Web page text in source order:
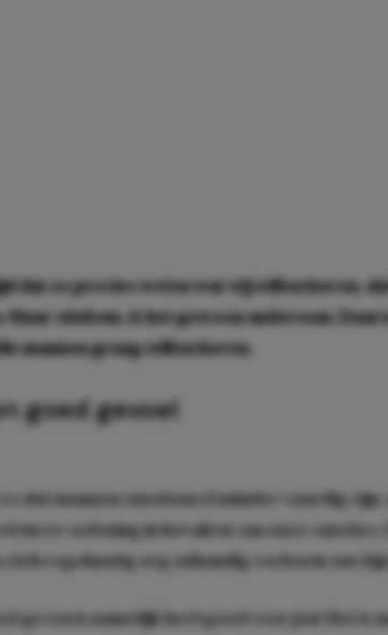
dat ze precies weten wat wij willen horen,
stiekem, is het gewoon andersom.
mannen graag willen horen.
goed gevoel
dat mannen emotioneel minder vaardig
meer oefening in het uiten van onze emoties.
zich regelmatig erg onhandig voelen in ons
geven is namelijk heel goed voor jou! Het is